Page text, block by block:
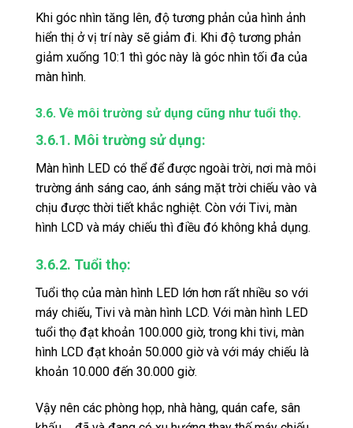
Khi góc nhìn tăng lên, độ tương phản của hình ảnh
hiển thị ở vị trí này sẽ giảm đi. Khi độ tương phản
giảm xuống 10:1 thì góc này là góc nhìn tối đa của
màn hình.
3.6. Về môi trường sử dụng cũng như tuổi thọ.
3.6.1. Môi trường sử dụng:
Màn hình LED có thể để được ngoài trời, nơi mà môi
trường ánh sáng cao, ánh sáng mặt trời chiếu vào và
chịu được thời tiết khắc nghiệt. Còn với Tivi, màn
hình LCD và máy chiếu thì điều đó không khả dụng.
3.6.2. Tuổi thọ:
Tuổi thọ của màn hình LED lớn hơn rất nhiều so với
máy chiếu, Tivi và màn hình LCD. Với màn hình LED
tuổi thọ đạt khoản 100.000 giờ, trong khi tivi, màn
hình LCD đạt khoản 50.000 giờ và với máy chiếu là
khoản 10.000 đến 30.000 giờ.
Vậy nên các phòng họp, nhà hàng, quán cafe, sân